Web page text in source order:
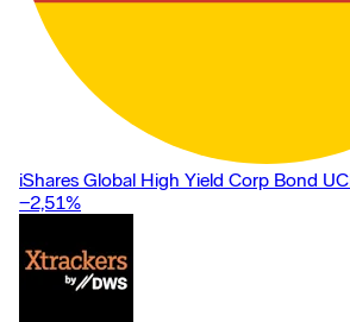
iShares Global High Yield Corp Bond
−2,51%